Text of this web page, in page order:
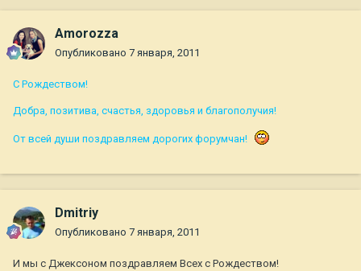
Amorozza
Опубликовано 7 января, 2011
С Рождеством!
Добра, позитива, счастья, здоровья и благополучия!
От всей души поздравляем дорогих форумчан!
Dmitriy
Опубликовано 7 января, 2011
И мы с Джексоном поздравляем Всех с Рождеством!